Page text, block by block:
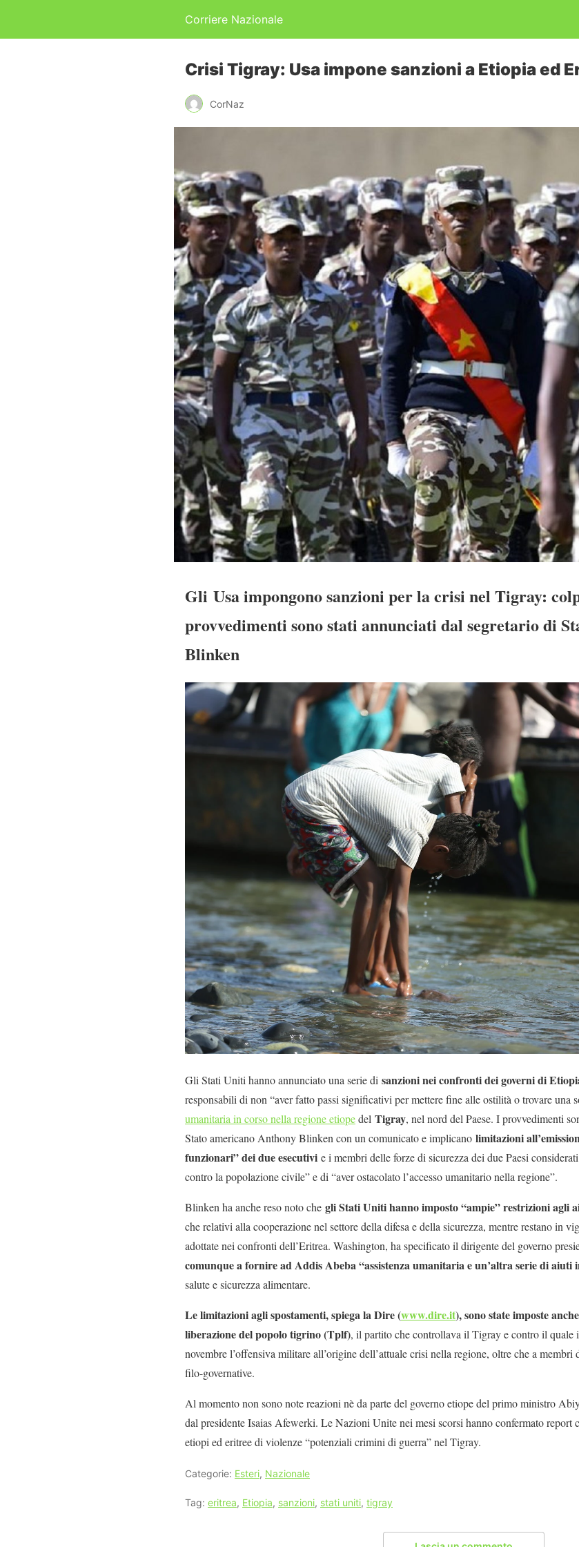
Corriere Nazionale
Crisi Tigray: Usa impone sanzioni a Etiopia ed
CorNaz
Gli Usa impongono sanzioni per la crisi nel Tigray:
provvedimenti sono stati annunciati dal segretario di
Blinken
Gli Stati Uniti hanno annunciato una serie di sanzioni nei confronti dei governi di
responsabili di non “aver fatto passi significativi per mettere fine alle ostilità o trovare una
umanitaria in corso nella regione etiopedel Tigray, nel nord del Paese. I provvedimenti
Stato americano Anthony Blinken con un comunicato e implicano limitazioni
funzionari” dei due esecutivi e i membri delle forze di sicurezza dei due Paesi
contro la popolazione civile” e di “aver ostacolato l’accesso umanitario nella regione”.
Blinken ha anche reso noto che gli Stati Uniti hanno imposto “ampie” restrizioni agli
che relativi alla cooperazione nel settore della difesa e della sicurezza, mentre restano in
adottate nei confronti dell’Eritrea. Washington, ha specificato il dirigente del governo
comunque a fornire ad Addis Abeba “assistenza umanitaria e un’altra serie di aiuti
salute e sicurezza alimentare.
Le limitazioni agli spostamenti, spiega la Dire (www.dire.it), sono state imposte
liberazione del popolo tigrino (Tplf), il partito che controllava il Tigray e contro il quale
novembre l’offensiva militare all’origine dell’attuale crisi nella regione, oltre che a
filo-governative.
Al momento non sono note reazioni nè da parte del governo etiope del primo ministro
dal presidente Isaias Afewerki. Le Nazioni Unite nei mesi scorsi hanno confermato report
etiopi ed eritree di violenze “potenziali crimini di guerra” nel Tigray.
Categorie: Esteri, Nazionale
Tag: eritrea, Etiopia, sanzioni, stati uniti, tigray